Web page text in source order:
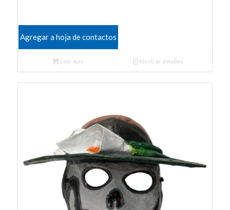
Agregar a hoja de contactos
Leer más Mostrar detalles